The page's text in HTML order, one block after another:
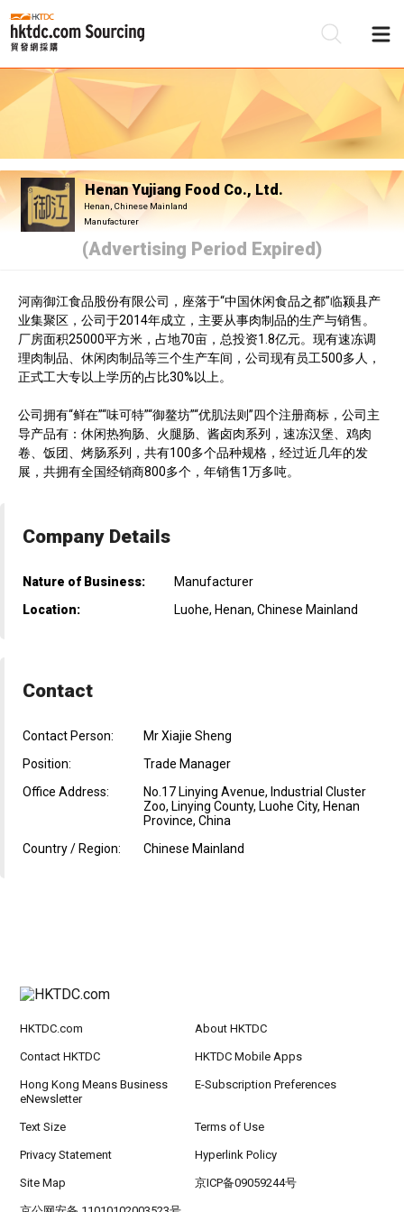
Henan Yujiang Food Co., Ltd.
Henan, Chinese Mainland
Manufacturer
(Advertising Period Expired)
河南御江食品股份有限公司，座落于“中国休闲食品之都”临颍县产
业集聚区，公司于2014年成立，主要从事肉制品的生产与销售。
厂房面积25000平方米，占地70亩，总投资1.8亿元。现有速冻调
理肉制品、休闲肉制品等三个生产车间，公司现有员工500多人，
正式工大专以上学历的占比30%以上。
公司拥有“鲜在”“味可特”“御鳌坊”“优肌法则”四个注册商标，公司主
导产品有：休闲热狗肠、火腿肠、酱卤肉系列，速冻汉堡、鸡肉
卷、饭团、烤肠系列，共有100多个品种规格，经过近几年的发
展，共拥有全国经销商800多个，年销售1万多吨。
Company Details
Nature of Business:
Manufacturer
Location:
Luohe, Henan, Chinese Mainland
Contact
Contact Person:
Mr Xiajie Sheng
Position:
Trade Manager
Office Address:
No.17 Linying Avenue, Industrial Cluster
Zoo, Linying County, Luohe City, Henan
Province, China
Country / Region:
Chinese Mainland
HKTDC.com About HKTDC
Contact HKTDC HKTDC Mobile Apps
Hong Kong Means Business
eNewsletter
E-Subscription Preferences
Text Size Terms of Use
Privacy Statement Hyperlink Policy
Site Map 京ICP备09059244号